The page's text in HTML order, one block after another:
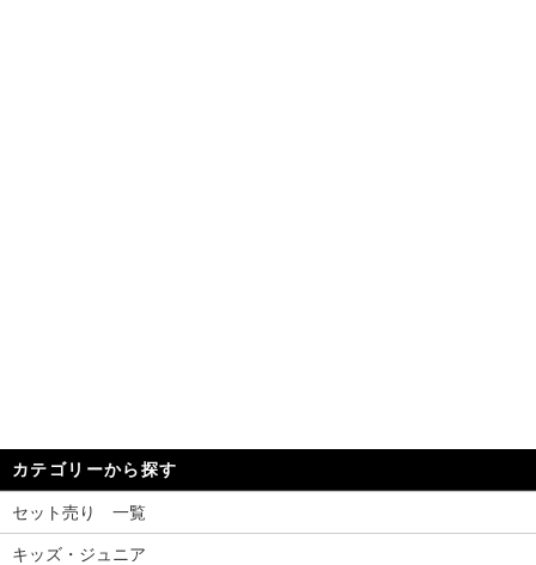
カテゴリーから探す
セット売り 一覧
キッズ・ジュニア